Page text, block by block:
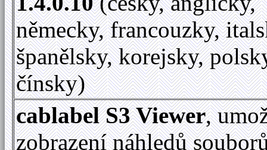
německy, francouzky,
španělsky, korejsky,
čínsky)
cablabel S3 Viewer,
zobrazení náhledů